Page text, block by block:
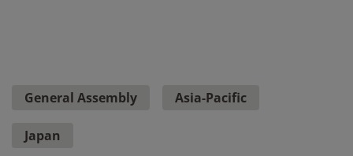
General Assembly Asia-Pacific
Japan